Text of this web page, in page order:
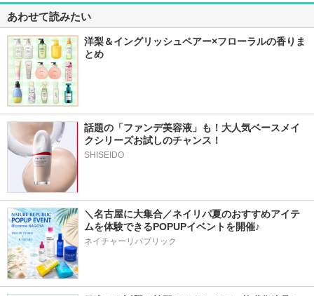
あわせて読みたい
洋梨＆イングリッシュペアー×フローラルの香りま
とめ
話題の「ファンデ美容液」も！大人気ベースメイ
クシリーズお試しのチャンス！
SHISEIDO
＼名古屋に大集合／ネイリパ夏のおすすめアイテ
ムを体験できるPOPUPイベントを開催♪
ネイチャーリパブリック